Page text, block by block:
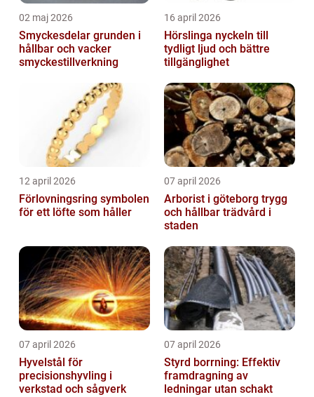
02 maj 2026
Smyckesdelar grunden i
hållbar och vacker
smyckestillverkning
16 april 2026
Hörslinga nyckeln till
tydligt ljud och bättre
tillgänglighet
12 april 2026
Förlovningsring symbolen
för ett löfte som håller
07 april 2026
Arborist i göteborg trygg
och hållbar trädvård i
staden
07 april 2026
Hyvelstål för
precisionshyvling i
verkstad och sågverk
07 april 2026
Styrd borrning: Effektiv
framdragning av
ledningar utan schakt